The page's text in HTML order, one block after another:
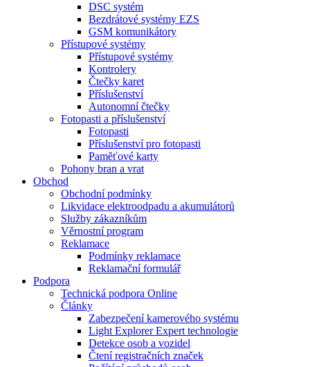
DSC systém
Bezdrátové systémy EZS
GSM komunikátory
Přístupové systémy
Přístupové systémy
Kontrolery
Čtečky karet
Příslušenství
Autonomní čtečky
Fotopasti a příslušenství
Fotopasti
Příslušenství pro fotopasti
Paměťové karty
Pohony bran a vrat
Obchod
Obchodní podmínky
Likvidace elektroodpadu a akumulátorů
Služby zákazníkům
Věrnostní program
Reklamace
Podmínky reklamace
Reklamační formulář
Podpora
Technická podpora Online
Články
Zabezpečení kamerového systému
Light Explorer Expert technologie
Detekce osob a vozidel
Čtení registračních značek